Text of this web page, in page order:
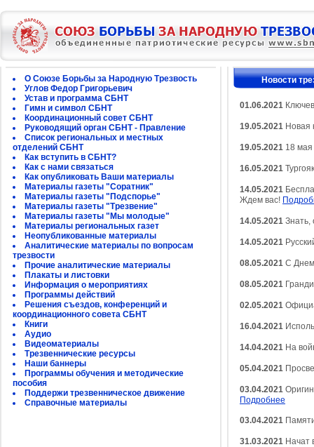
О Союзе Борьбы за Народную Трезвость
Углов Федор Григорьевич
Устав и программа СБНТ
Гимн и символ СБНТ
Координационный совет СБНТ
Руководящий орган СБНТ - Правление
Список региональных и местных
отделений СБНТ
Как вступить в СБНТ?
Как с нами связаться
Как опубликовать Ваши материалы
Материалы газеты "Соратник"
Материалы газеты "Подспорье"
Материалы газеты "Трезвение"
Материалы газеты "Мы молодые"
Материалы региональных газет
Неопубликованные материалы
Аналитические материалы по вопросам
трезвости
Прочие аналитические материалы
Плакаты и листовки
Информация о мероприятиях
Программы действий
Решения съездов, конференций и
координационного совета СБНТ
Книги
Аудио
Видеоматериалы
Трезвеннические ресурсы
Наши баннеры
Программы обучения и методические
пособия
Поддержи трезвенническое движение
Справочные материалы
Новости
01.06.2021
19.05.2021 Новая
19.05.2021 18
16.05.2021
14.05.2021
Ждем вас!
14.05.2021 Знать,
14.05.2021
08.05.2021 С
08.05.2021
02.05.2021
16.04.2021
14.04.2021 На
05.04.2021
03.04.2021
Подробнее
03.04.2021
31.03.2021 Начат